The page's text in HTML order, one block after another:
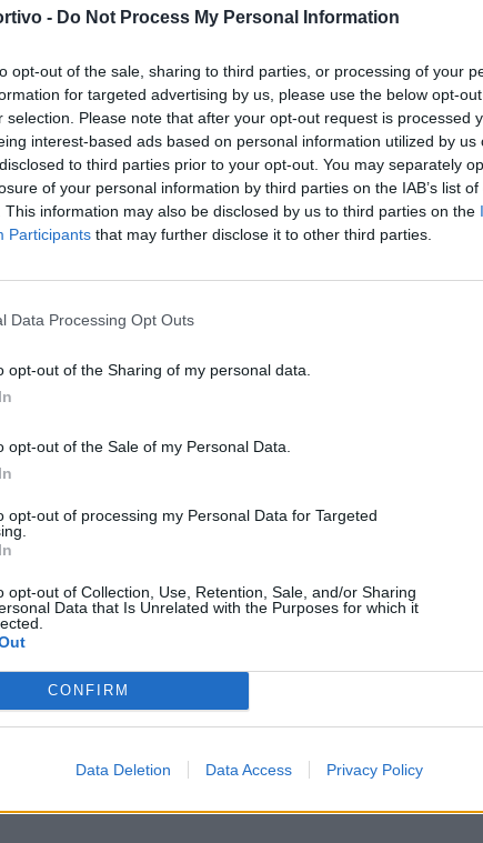
- Do Not Process My Personal Information
opt-out of the sale, sharing to third parties, or processing of your
for targeted advertising by us, please use the below opt-
selection. Please note that after your opt-out request is processed
interest-based ads based on personal information utilized by us
to third parties prior to your opt-out. You may separately
of your personal information by third parties on the IAB’s list
This information may also be disclosed by us to third parties on the
Participants that may further disclose it to other third parties.
Data Processing Opt Outs
opt-out of the Sharing of my personal data.
opt-out of the Sale of my Personal Data.
opt-out of processing my Personal Data for Targeted
opt-out of Collection, Use, Retention, Sale, and/or Sharing
Data that Is Unrelated with the Purposes for which it
CONFIRM
Data Deletion Data Access Privacy Policy
23 Lug 2026
un'altra categoria per tornare ad essere una protagonista
del calcio sardo. Il Tavolara ha vinto il campionato di
Seconda battendo sul filo di…
Il Ghilarza a caccia del riscatto: «La
Prima? Faremo un campionato
all’altezza della storia del nostro
22 Giu 2026
Finale playoff: l'Antiochense regola il
il sogno Promozione
Il Fonni prepara la finale, Coinu:
«Contro l'Antiochense senza
26 Mag 2026
Playout: Sestu, Santa Giusta, Silanus
e Malaspina salve, Bariese, Barumini,